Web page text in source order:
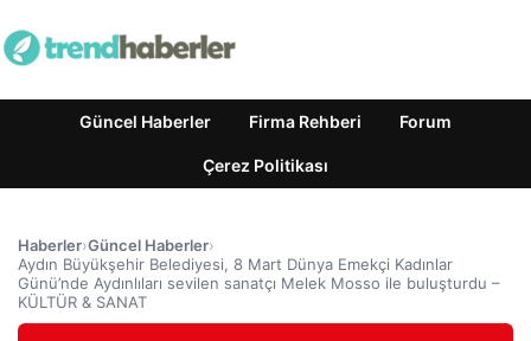
Güncel Haberler Firma Rehberi Forum
Çerez Politikası
Haberler›Güncel Haberler›
Aydın Büyükşehir Belediyesi, 8 Mart Dünya Emekçi Kadınlar
Günü’nde Aydınlıları sevilen sanatçı Melek Mosso ile buluşturdu –
KÜLTÜR & SANAT